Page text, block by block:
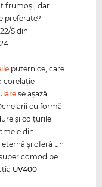
frumoşi, dar
preferate?
S din
puternice, care
corelaţie
se aşază
cu formă
şi colţurile
din
eternă şi oferă un
comod pe
UV400